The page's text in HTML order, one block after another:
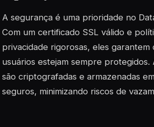
A segurança é uma prioridade no
Com um certificado SSL válido e
privacidade rigorosas, eles garantem
usuários estejam sempre protegidos.
são criptografadas e armazenadas
seguros, minimizando riscos de